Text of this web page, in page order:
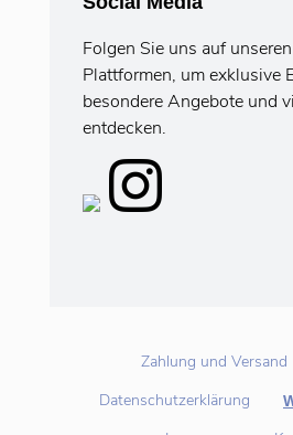
Folgen Sie uns auf
Plattformen, um exklusive
besondere Angebote und
entdecken.
Zahlung und Versand
Datenschutzerklärung